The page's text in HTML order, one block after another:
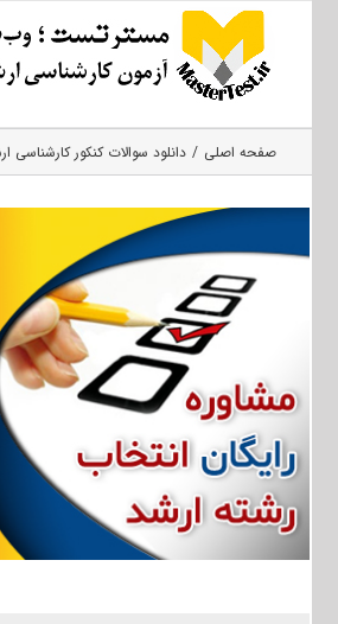
صفحه اصلی دانلود سوالات کنکور کارشناسی